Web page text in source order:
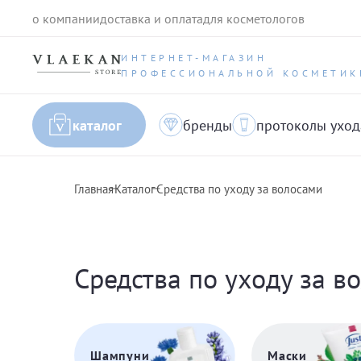
о компаниидоставка и оплатадля косметологов
ИНТЕРНЕТ-МАГАЗИН
ПРОФЕССИОНАЛЬНОЙ
каталог бренды протоколы
ГлавнаяКаталогСредства по уходу за волосами
Средства по уходу за
Шампуни Маски